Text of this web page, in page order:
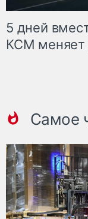
5 дней
КСМ меняет
Самое